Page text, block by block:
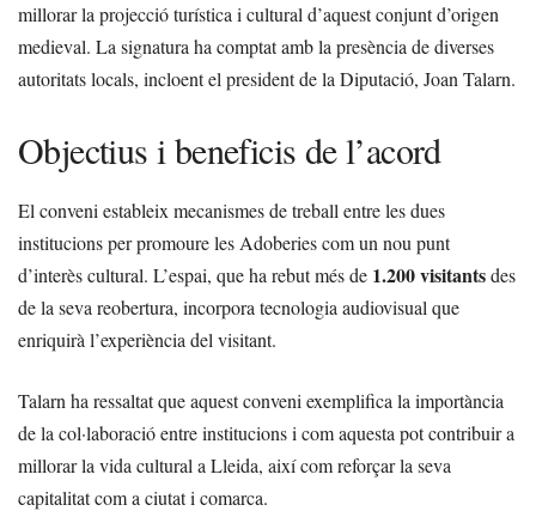
millorar la projecció turística i cultural d’aquest conjunt d’origen
medieval. La signatura ha comptat amb la presència de diverses
autoritats locals, incloent el president de la Diputació, Joan Talarn.
Objectius i beneficis de l’acord
El conveni estableix mecanismes de treball entre les dues
institucions per promoure les Adoberies com un nou punt
d’interès cultural. L’espai, que ha rebut més de 1.200 visitantsdes
de la seva reobertura, incorpora tecnologia audiovisual que
enriquirà l’experiència del visitant.
Talarn ha ressaltat que aquest conveni exemplifica la importància
de la col·laboració entre institucions i com aquesta pot contribuir a
millorar la vida cultural a Lleida, així com reforçar la seva
capitalitat com a ciutat i comarca.